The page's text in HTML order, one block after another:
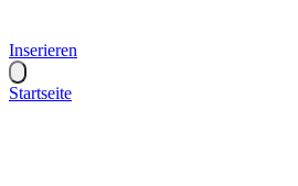
Inserieren
Startseite